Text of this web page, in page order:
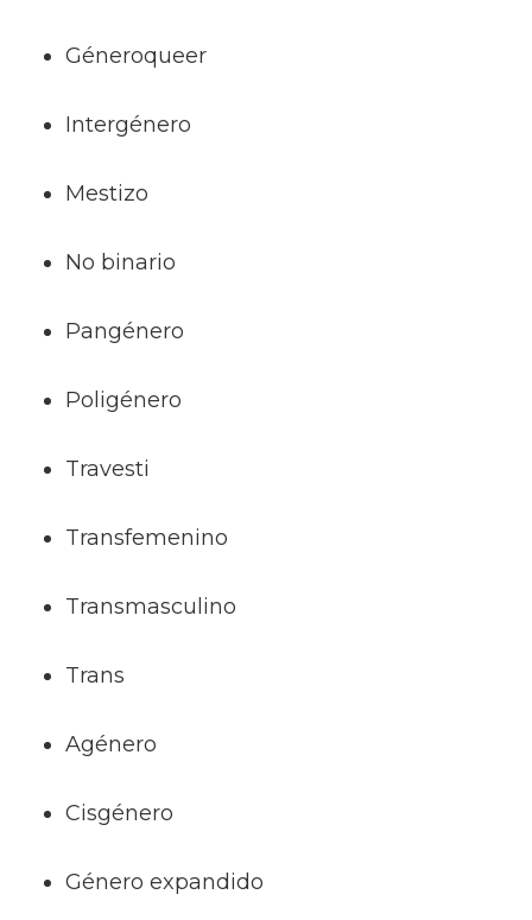
Géneroqueer
Intergénero
Mestizo
No binario
Pangénero
Poligénero
Travesti
Transfemenino
Transmasculino
Trans
Agénero
Cisgénero
Género expandido